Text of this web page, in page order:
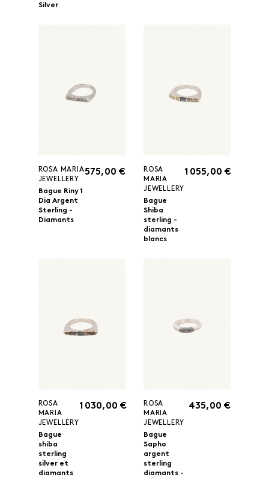
Silver
ROSA MARIA
JEWELLERY
Bague Riny 1
Dia Argent
Sterling -
Diamants
575,00 €
ROSA
MARIA
JEWELLERY
Bague
Shiba
sterling -
diamants
blancs
1 055,00 €
ROSA
MARIA
JEWELLERY
Bague
shiba
sterling
silver et
diamants
1 030,00 €
ROSA
MARIA
JEWELLERY
Bague
Sapho
argent
sterling
diamants -
435,00 €